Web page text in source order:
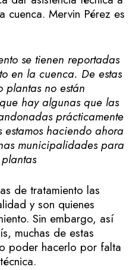
cuenca. Mervin Pérez es
se tienen reportadas
en la cuenca. De estas
plantas no están
hay algunas que las
prácticamente
estamos haciendo ahora
municipalidades para
de tratamiento las
y son quienes
Sin embargo, así
muchas de estas
poder hacerlo por falta